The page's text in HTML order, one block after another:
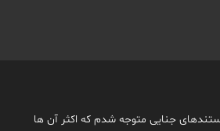
جنایی متوجه شدم که اکثر آن ها